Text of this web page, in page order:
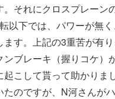
。それにクロスプレーン
以下では、パワーが無
ます。上記の3重苦が有
ンブレーキ（握りコケ）
起こして貰って助かりま
たのですが、N河さんが